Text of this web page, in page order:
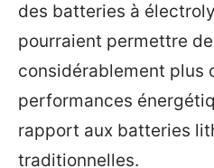
des batteries à
pourraient permettre
considérablement plus
performances
rapport aux batteries
traditionnelles.